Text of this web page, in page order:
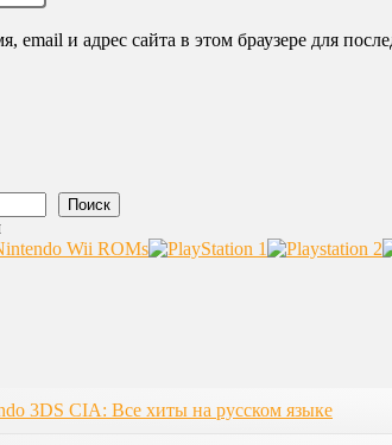
email и адрес сайта в этом браузере для
Поиск
3DS CIA: Все хиты на русском языке